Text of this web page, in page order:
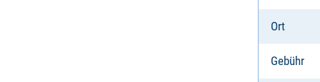
Ort
Gebühr